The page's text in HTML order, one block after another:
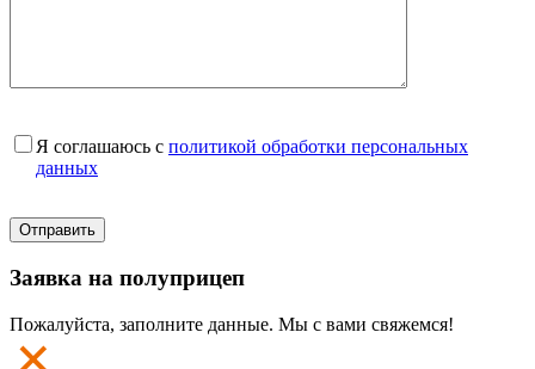
Я соглашаюсь с политикой обработки персональных
данных
Заявка на полуприцеп
Пожалуйста, заполните данные. Мы с вами свяжемся!